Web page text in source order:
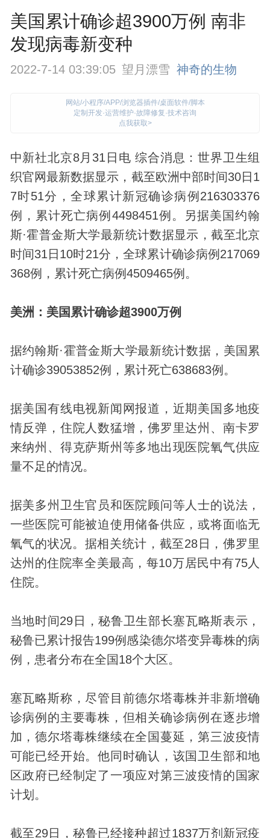
美国累计确诊超3900万例 南非
发现病毒新变种
2022-7-14 03:39:05 望月漂雪 神奇的生物
网站/小程序/APP/浏览器插件/桌面软件/脚本
定制开发·运营维护·故障修复·技术咨询
点我获取>
中新社北京8月31日电 综合消息：世界卫生组
织官网最新数据显示，截至欧洲中部时间30日1
7时51分，全球累计新冠确诊病例216303376
例，累计死亡病例4498451例。另据美国约翰
斯·霍普金斯大学最新统计数据显示，截至北京
时间31日10时21分，全球累计确诊病例217069
368例，累计死亡病例4509465例。
美洲：美国累计确诊超3900万例
据约翰斯·霍普金斯大学最新统计数据，美国累
计确诊39053852例，累计死亡638683例。
据美国有线电视新闻网报道，近期美国多地疫
情反弹，住院人数猛增，佛罗里达州、南卡罗
来纳州、得克萨斯州等多地出现医院氧气供应
量不足的情况。
据美多州卫生官员和医院顾问等人士的说法，
一些医院可能被迫使用储备供应，或将面临无
氧气的状况。据相关统计，截至28日，佛罗里
达州的住院率全美最高，每10万居民中有75人
住院。
当地时间29日，秘鲁卫生部长塞瓦略斯表示，
秘鲁已累计报告199例感染德尔塔变异毒株的病
例，患者分布在全国18个大区。
塞瓦略斯称，尽管目前德尔塔毒株并非新增确
诊病例的主要毒株，但相关确诊病例在逐步增
加，德尔塔毒株继续在全国蔓延，第三波疫情
可能已经开始。他同时确认，该国卫生部和地
区政府已经制定了一项应对第三波疫情的国家
计划。
截至29日，秘鲁已经接种超过1837万剂新冠疫